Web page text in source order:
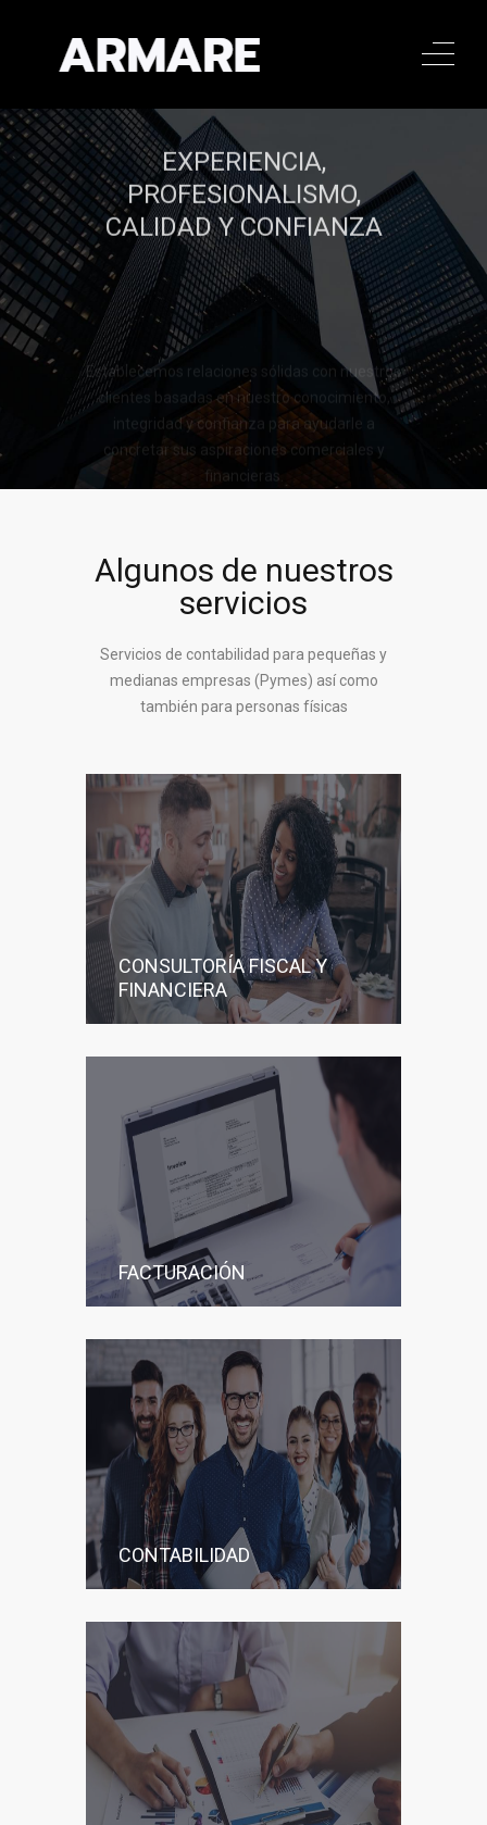
Llamar al 322 779 9188
CONTACTAR
EXPERIENCIA,
PROFESIONALISMO,
CALIDAD Y CONFIANZA
Establecemos relaciones sólidas con nuestros
clientes basadas en nuestro conocimiento,
integridad y confianza para ayudarle a
concretar sus aspiraciones comerciales y
Llamar al 322 779 9188
CONTACTAR
Algunos de nuestros
servicios
Servicios de contabilidad para pequeñas y
medianas empresas (Pymes) así como
también para personas físicas
CONSULTORÍA FISCAL Y
FINANCIERA
FACTURACIÓN
CONTABILIDAD